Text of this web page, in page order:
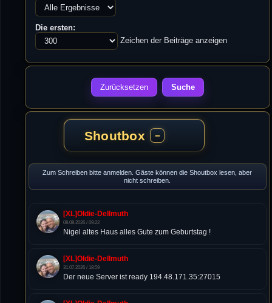
Die ersten:
Zeichen der Beiträge anzeigen
Shoutbox −
Zum Schreiben bitte anmelden. Gäste können die Shoutbox lesen, aber
nicht schreiben.
[XL]Oldie-Dellmuth
08.08.2026 / 09:22
Nigel altes Haus alles Gute zum Geburtstag !
[XL]Oldie-Dellmuth
31.07.2026 / 18:59
Der neue Server ist ready 194.48.171.35:27015